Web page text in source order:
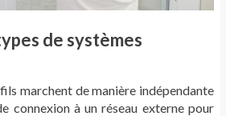
de systèmes
marchent de manière indépendante
connexion à un réseau externe pour